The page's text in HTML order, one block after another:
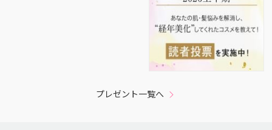
プレゼント一覧へ